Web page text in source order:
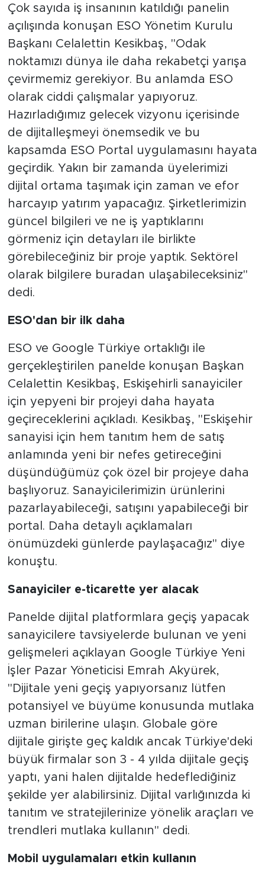
Çok sayıda iş insanının katıldığı panelin
açılışında konuşan ESO Yönetim Kurulu
Başkanı Celalettin Kesikbaş, "Odak
noktamızı dünya ile daha rekabetçi yarışa
çevirmemiz gerekiyor. Bu anlamda ESO
olarak ciddi çalışmalar yapıyoruz.
Hazırladığımız gelecek vizyonu içerisinde
de dijitalleşmeyi önemsedik ve bu
kapsamda ESO Portal uygulamasını hayata
geçirdik. Yakın bir zamanda üyelerimizi
dijital ortama taşımak için zaman ve efor
harcayıp yatırım yapacağız. Şirketlerimizin
güncel bilgileri ve ne iş yaptıklarını
görmeniz için detayları ile birlikte
görebileceğiniz bir proje yaptık. Sektörel
olarak bilgilere buradan ulaşabileceksiniz"
dedi.
ESO'dan bir ilk daha
ESO ve Google Türkiye ortaklığı ile
gerçekleştirilen panelde konuşan Başkan
Celalettin Kesikbaş, Eskişehirli sanayiciler
için yepyeni bir projeyi daha hayata
geçireceklerini açıkladı. Kesikbaş, "Eskişehir
sanayisi için hem tanıtım hem de satış
anlamında yeni bir nefes getireceğini
düşündüğümüz çok özel bir projeye daha
başlıyoruz. Sanayicilerimizin ürünlerini
pazarlayabileceği, satışını yapabileceği bir
portal. Daha detaylı açıklamaları
önümüzdeki günlerde paylaşacağız" diye
konuştu.
Sanayiciler e-ticarette yer alacak
Panelde dijital platformlara geçiş yapacak
sanayicilere tavsiyelerde bulunan ve yeni
gelişmeleri açıklayan Google Türkiye Yeni
İşler Pazar Yöneticisi Emrah Akyürek,
"Dijitale yeni geçiş yapıyorsanız lütfen
potansiyel ve büyüme konusunda mutlaka
uzman birilerine ulaşın. Globale göre
dijitale girişte geç kaldık ancak Türkiye'deki
büyük firmalar son 3 - 4 yılda dijitale geçiş
yaptı, yani halen dijitalde hedeflediğiniz
şekilde yer alabilirsiniz. Dijital varlığınızda ki
tanıtım ve stratejilerinize yönelik araçları ve
trendleri mutlaka kullanın" dedi.
Mobil uygulamaları etkin kullanın